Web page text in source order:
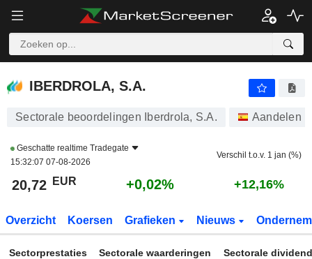
IBERDROLA, S.A.
IBERDROLA, S.A.
Sectorale beoordelingen Iberdrola, S.A. Aandelen
Geschatte realtime Tradegate
15:32:07 07-08-2026
Verschil t.o.v. 1 jan (%)
20,72 EUR +0,02% +12,16%
Overzicht Koersen Grafieken Nieuws
Sectorprestaties Sectorale waarderingen Sectorale